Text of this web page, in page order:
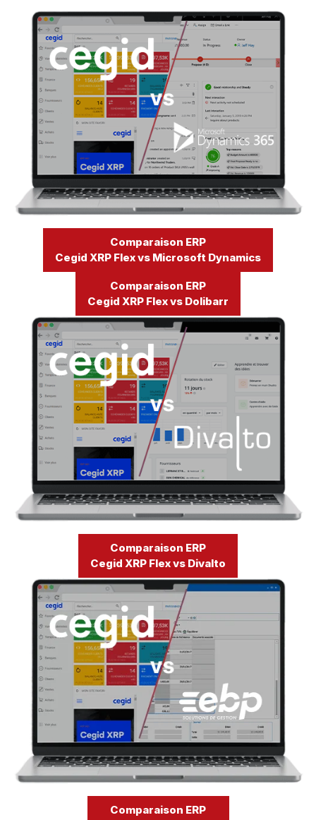
Comparaison ERP
Cegid XRP Flex vs Microsoft Dynamics
Comparaison ERP
Cegid XRP Flex vs Dolibarr
Comparaison ERP
Cegid XRP Flex vs Divalto